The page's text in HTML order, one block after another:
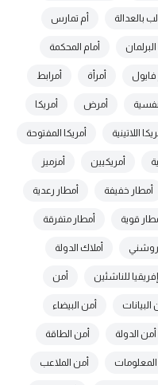
بالعدالة أم تمارس
البرلمان أمام المحكمة
فايول أمرأة أمرابط
أمرض أمريكا
اللاتينية أمريكا المفتوحة
أمريكيين أمزميز
أمطار خفيفة أمطار رعدية
قوية أمطار متفرقة
أملاك الدولة
للناشئين أمن
البيانات أمن البيضاء
أمن الدولة أمن الطاقة
أمن الملاعب